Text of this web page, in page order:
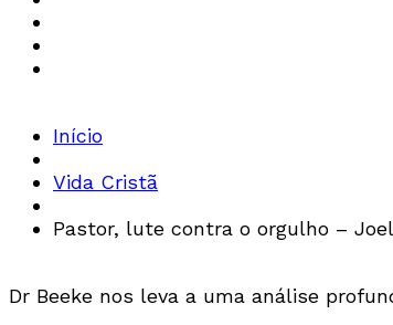
Início
Vida Cristã
Pastor, lute contra o orgulho – Joel
Dr Beeke nos leva a uma análise